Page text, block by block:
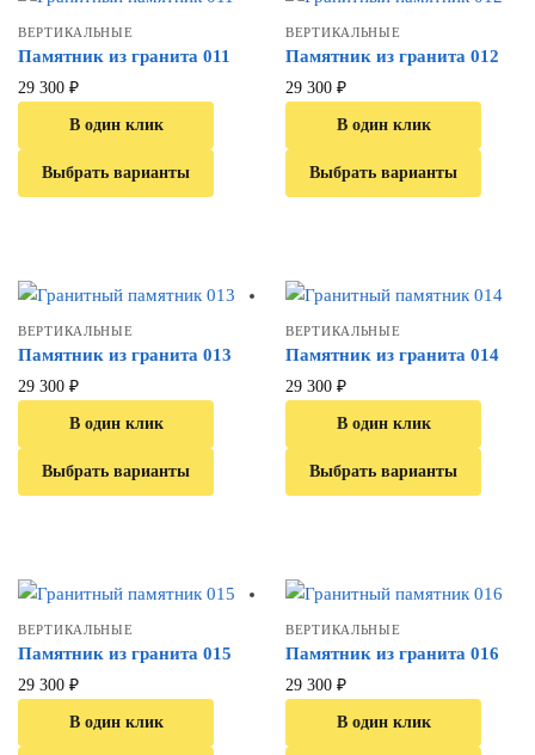
ВЕРТИКАЛЬНЫЕ
Памятник из гранита 011
29 300 ₽
В один клик
Выбрать варианты
ВЕРТИКАЛЬНЫЕ
Памятник из гранита 012
29 300 ₽
В один клик
Выбрать варианты
ВЕРТИКАЛЬНЫЕ
Памятник из гранита 013
29 300 ₽
В один клик
Выбрать варианты
ВЕРТИКАЛЬНЫЕ
Памятник из гранита 014
29 300 ₽
В один клик
Выбрать варианты
ВЕРТИКАЛЬНЫЕ
Памятник из гранита 015
29 300 ₽
В один клик
ВЕРТИКАЛЬНЫЕ
Памятник из гранита 016
29 300 ₽
В один клик